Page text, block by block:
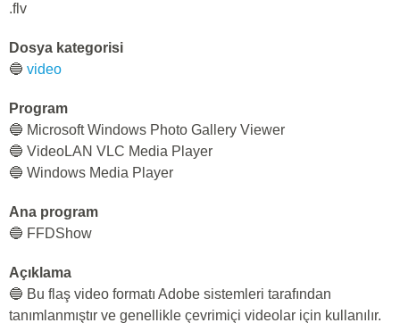
.flv
Dosya kategorisi
🔵 video
Program
🔵 Microsoft Windows Photo Gallery Viewer
🔵 VideoLAN VLC Media Player
🔵 Windows Media Player
Ana program
🔵 FFDShow
Açıklama
🔵 Bu flaş video formatı Adobe sistemleri tarafından
tanımlanmıştır ve genellikle çevrimiçi videolar için kullanılır.